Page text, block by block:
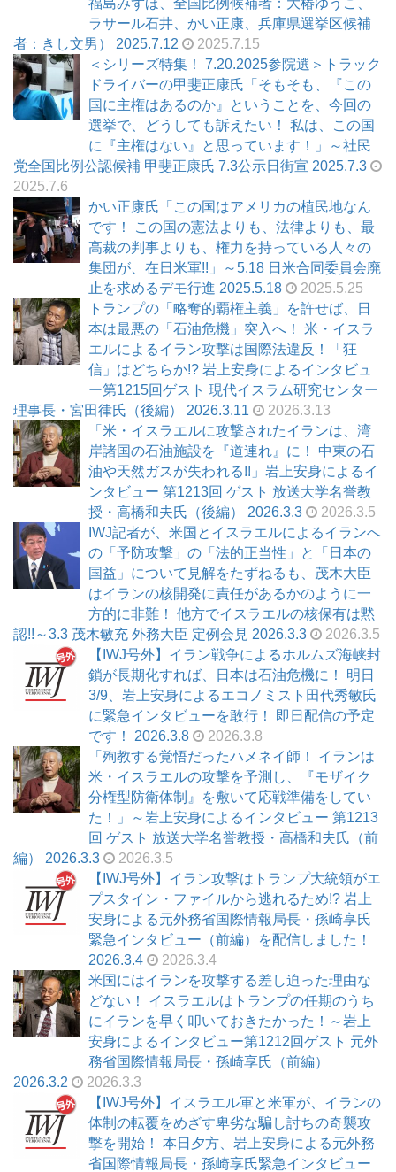
福島みずほ、全国比例候補者：大椿ゆうこ、
ラサール石井、かい正康、兵庫県選挙区候補
者：きし文男） 2025.7.12
2025.7.15
＜シリーズ特集！ 7.20.2025参院選＞トラック
ドライバーの甲斐正康氏「そもそも、『この
国に主権はあるのか』ということを、今回の
選挙で、どうしても訴えたい！ 私は、この国
に『主権はない』と思っています！」～社民
党全国比例公認候補 甲斐正康氏 7.3公示日街宣 2025.7.3
2025.7.6
かい正康氏「この国はアメリカの植民地なん
です！ この国の憲法よりも、法律よりも、最
高裁の判事よりも、権力を持っている人々の
集団が、在日米軍!!」～5.18 日米合同委員会廃
止を求めるデモ行進 2025.5.18
2025.5.25
トランプの「略奪的覇権主義」を許せば、日
本は最悪の「石油危機」突入へ！ 米・イスラ
エルによるイラン攻撃は国際法違反！「狂
信」はどちらか!? 岩上安身によるインタビュ
ー第1215回ゲスト 現代イスラム研究センター
理事長・宮田律氏（後編） 2026.3.11
2026.3.13
「米・イスラエルに攻撃されたイランは、湾
岸諸国の石油施設を『道連れ』に！ 中東の石
油や天然ガスが失われる!!」岩上安身によるイ
ンタビュー 第1213回 ゲスト 放送大学名誉教
授・高橋和夫氏（後編） 2026.3.3
2026.3.5
IWJ記者が、米国とイスラエルによるイランへ
の「予防攻撃」の「法的正当性」と「日本の
国益」について見解をたずねるも、茂木大臣
はイランの核開発に責任があるかのように一
方的に非難！ 他方でイスラエルの核保有は黙
認!!～3.3 茂木敏充 外務大臣 定例会見 2026.3.3
2026.3.5
【IWJ号外】イラン戦争によるホルムズ海峡封
鎖が長期化すれば、日本は石油危機に！ 明日
3/9、岩上安身によるエコノミスト田代秀敏氏
に緊急インタビューを敢行！ 即日配信の予定
です！ 2026.3.8
2026.3.8
「殉教する覚悟だったハメネイ師！ イランは
米・イスラエルの攻撃を予測し、『モザイク
分権型防衛体制』を敷いて応戦準備をしてい
た！」～岩上安身によるインタビュー 第1213
回 ゲスト 放送大学名誉教授・高橋和夫氏（前
編） 2026.3.3
2026.3.5
【IWJ号外】イラン攻撃はトランプ大統領がエ
プスタイン・ファイルから逃れるため!? 岩上
安身による元外務省国際情報局長・孫崎享氏
緊急インタビュー（前編）を配信しました！
2026.3.4
2026.3.4
米国にはイランを攻撃する差し迫った理由な
どない！ イスラエルはトランプの任期のうち
にイランを早く叩いておきたかった！～岩上
安身によるインタビュー第1212回ゲスト 元外
務省国際情報局長・孫崎享氏（前編）
2026.3.2
2026.3.3
【IWJ号外】イスラエル軍と米軍が、イランの
体制の転覆をめざす卑劣な騙し討ちの奇襲攻
撃を開始！ 本日夕方、岩上安身による元外務
省国際情報局長・孫崎享氏緊急インタビュー